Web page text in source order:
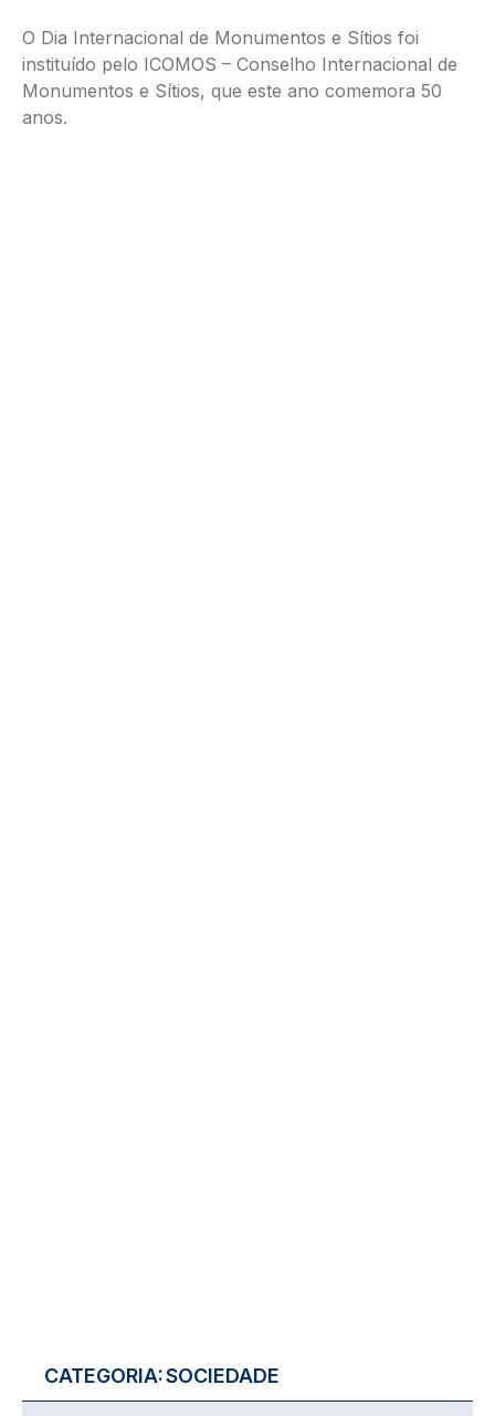
O Dia Internacional de Monumentos e Sítios foi
instituído pelo ICOMOS – Conselho Internacional de
Monumentos e Sítios, que este ano comemora 50
anos.
CATEGORIA:SOCIEDADE